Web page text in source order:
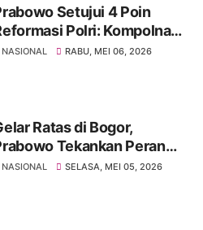
Setujui 4 Poin
Polri: Kompolnas
Tetap di Bawah
NASIONAL RABU, MEI 06, 2026
Ratas di Bogor,
Tekankan Peran
Bangun Daerah &
NASIONAL SELASA, MEI 05, 2026